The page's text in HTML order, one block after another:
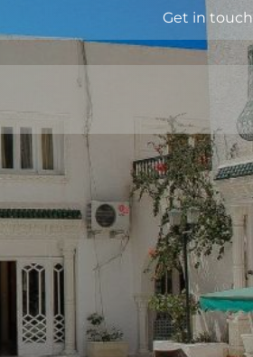
Get in touch